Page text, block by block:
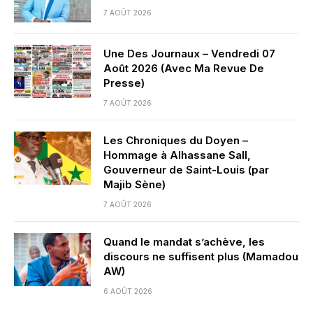
7 AOÛT 2026
Une Des Journaux – Vendredi 07
Août 2026 (Avec Ma Revue De
Presse)
7 AOÛT 2026
Les Chroniques du Doyen –
Hommage à Alhassane Sall,
Gouverneur de Saint-Louis (par
Majib Sène)
7 AOÛT 2026
Quand le mandat s’achève, les
discours ne suffisent plus (Mamadou
AW)
6 AOÛT 2026